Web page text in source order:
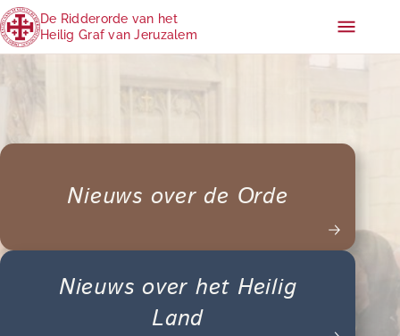
De Ridderorde van het
Heilig Graf van Jeruzalem
Nieuws over de Orde
Nieuws over het Heilig
Land